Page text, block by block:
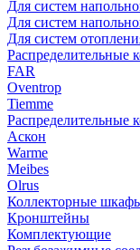
Для систем
Для систем
Для систем
Распределительные
FAR
Oventrop
Tiemme
Распределительные
Аскон
Warme
Meibes
Olrus
Коллекторные
Кронштейны
Комплектующие